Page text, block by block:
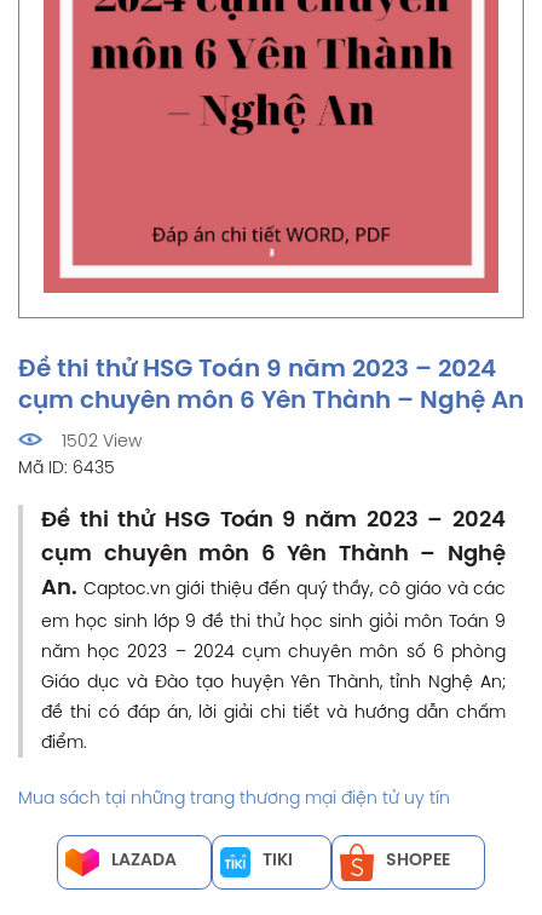
Đề thi thử HSG Toán 9 năm 2023 – 2024
cụm chuyên môn 6 Yên Thành – Nghệ An
1502 View
Mã ID: 6435
Đề thi thử HSG Toán 9 năm 2023 – 2024
cụm chuyên môn 6 Yên Thành – Nghệ
An. Captoc.vn giới thiệu đến quý thầy, cô giáo và các
em học sinh lớp 9 đề thi thử học sinh giỏi môn Toán 9
năm học 2023 – 2024 cụm chuyên môn số 6 phòng
Giáo dục và Đào tạo huyện Yên Thành, tỉnh Nghệ An;
đề thi có đáp án, lời giải chi tiết và hướng dẫn chấm
điểm.
Mua sách tại những trang thương mại điện tử uy tín
LAZADA TIKI SHOPEE